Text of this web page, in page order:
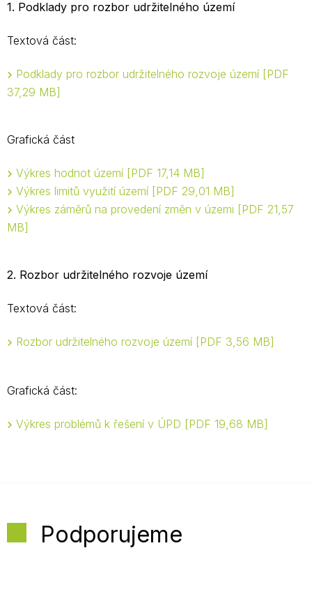
1. Podklady pro rozbor udržitelného území
Textová část:
Podklady pro rozbor udržitelného rozvoje území PDF
37,29 MB
Grafická část
Výkres hodnot území PDF 17,14 MB
Výkres limitů využití území PDF 29,01 MB
Výkres záměrů na provedení změn v územi
PDF 21,57
MB
2. Rozbor udržitelného rozvoje území
Textová část:
Rozbor udržitelného rozvoje území PDF 3,56 MB
Grafická část:
Výkres problémů k řešení v ÚPD PDF 19,68 MB
Podporujeme